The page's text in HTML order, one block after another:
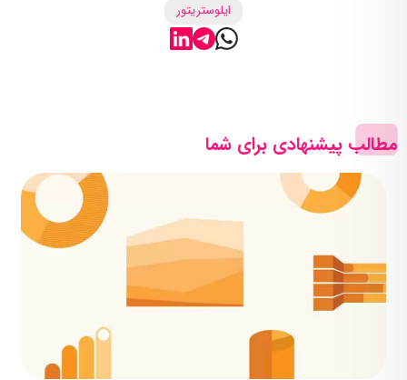
ایلوستریتور
مطالب پیشنهادی برای شما